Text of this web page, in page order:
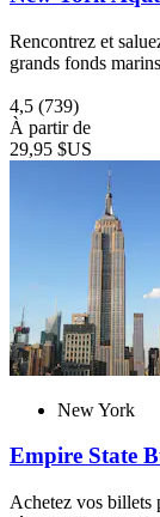
Rencontrez et
grands fonds
4,5 (739)
À partir de
29,95 $US
New York
Empire State
Achetez vos